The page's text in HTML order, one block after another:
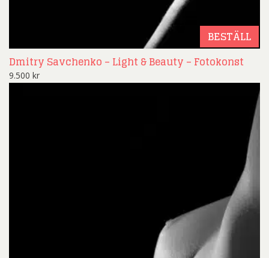
BESTÄLL
Dmitry Savchenko – Light & Beauty – Fotokonst
9.500 kr